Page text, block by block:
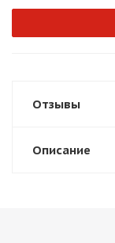
Отзывы
Описание
недели